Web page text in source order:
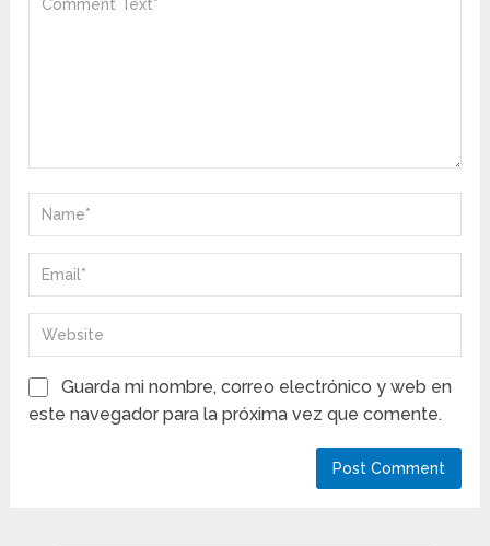
Guarda mi nombre, correo electrónico y web en
este navegador para la próxima vez que comente.